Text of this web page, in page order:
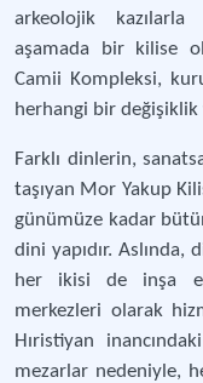
arkeolojik kazılarla
aşamada bir kilise
Camii Kompleksi,
herhangi bir değişiklik
Farklı dinlerin,
taşıyan Mor Yakup
günümüze kadar
dini yapıdır. Aslında,
her ikisi de inşa
merkezleri olarak
Hıristiyan
mezarlar nedeniyle,